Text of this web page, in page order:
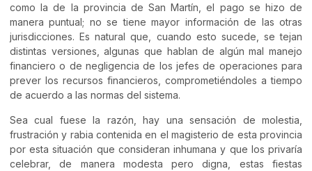
como la de la provincia de San Martín, el pago se hizo de
manera puntual; no se tiene mayor información de las otras
jurisdicciones. Es natural que, cuando esto sucede, se tejan
distintas versiones, algunas que hablan de algún mal manejo
financiero o de negligencia de los jefes de operaciones para
prever los recursos financieros, comprometiéndoles a tiempo
de acuerdo a las normas del sistema.
Sea cual fuese la razón, hay una sensación de molestia,
frustración y rabia contenida en el magisterio de esta provincia
por esta situación que consideran inhumana y que los privaría
celebrar, de manera modesta pero digna, estas fiestas